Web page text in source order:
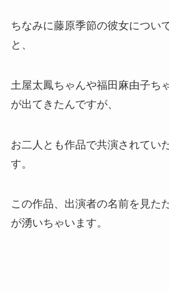
ちなみに藤原季節の彼女につい
と、
土屋太鳳ちゃんや福田麻由子ち
が出てきたんですが、
お二人とも作品で共演されてい
す。
この作品、出演者の名前を見た
が湧いちゃいます。